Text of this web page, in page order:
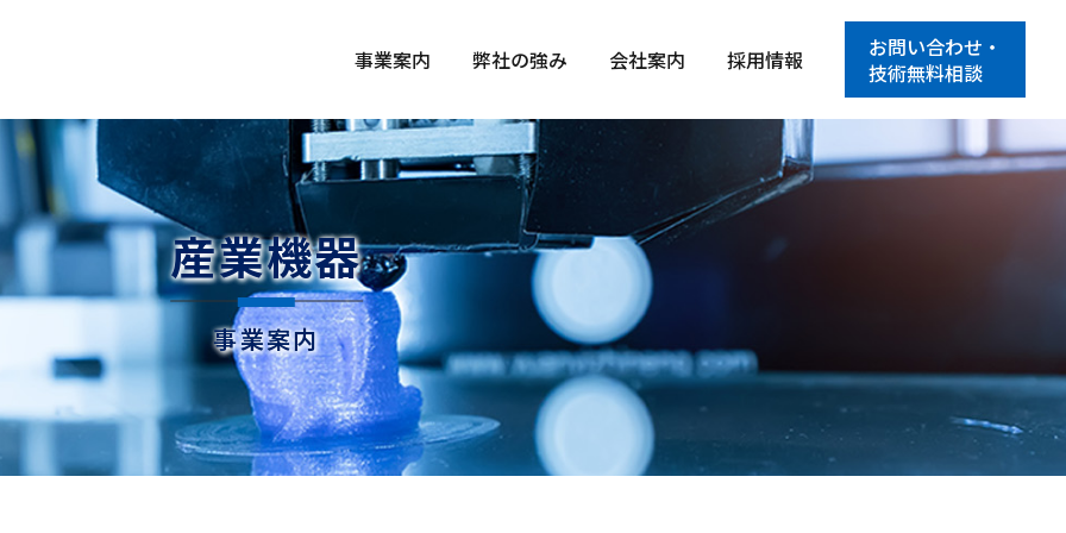
事業案内 弊社の強み 会社案内 採用情報
お問い合わせ・
技術無料相談
産業機器
事業案内